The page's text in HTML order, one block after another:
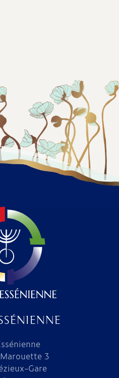
3
Gare